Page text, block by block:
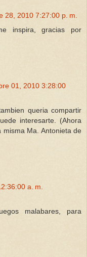
28, 2010 7:27:00 p. m.
inspira, gracias por
01, 2010 3:28:00
queria compartir
interesarte. (Ahora
Ma. Antonieta de
a. m.
malabares, para